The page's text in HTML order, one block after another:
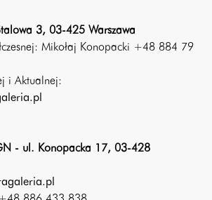
3, 03-425 Warszawa
Mikołaj Konopacki +48 884 79
i Aktualnej:
- ul. Konopacka 17, 03-428